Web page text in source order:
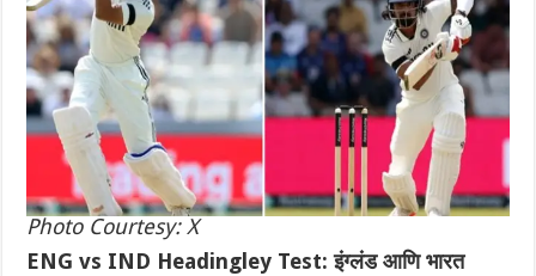
Photo Courtesy: X
ENG vs IND Headingley Test: इंग्लंड आणि भारत